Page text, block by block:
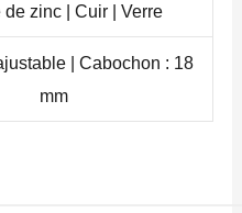
zinc | Cuir | Verre
| Cabochon : 18
mm